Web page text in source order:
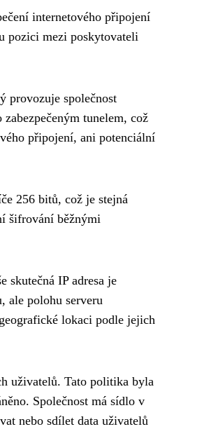
internetového připojení
pozici mezi poskytovateli
provozuje společnost
tunelem, což
připojení, ani potenciální
256 bitů, což je stejná
šifrování běžnými
skutečná IP adresa je
ale polohu serveru
lokaci podle jejich
uživatelů. Tato politika byla
Společnost má sídlo v
nebo sdílet data uživatelů